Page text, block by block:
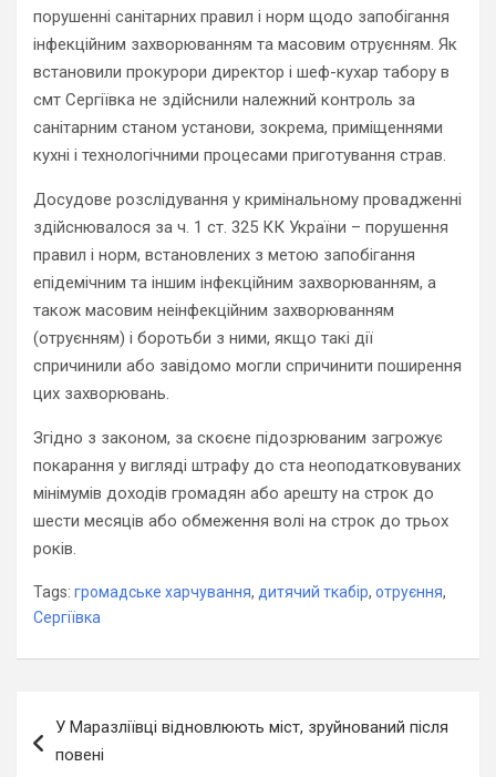
порушенні санітарних правил і норм щодо запобігання
інфекційним захворюванням та масовим отруєнням. Як
встановили прокурори директор і шеф-кухар табору в
смт Сергіївка не здійснили належний контроль за
санітарним станом установи, зокрема, приміщеннями
кухні і технологічними процесами приготування страв.
Досудове розслідування у кримінальному провадженні
здійснювалося за ч. 1 ст. 325 КК України – порушення
правил і норм, встановлених з метою запобігання
епідемічним та іншим інфекційним захворюванням, а
також масовим неінфекційним захворюванням
(отруєнням) і боротьби з ними, якщо такі дії
спричинили або завідомо могли спричинити поширення
цих захворювань.
Згідно з законом, за скоєне підозрюваним загрожує
покарання у вигляді штрафу до ста неоподатковуваних
мінімумів доходів громадян або арешту на строк до
шести месяців або обмеження волі на строк до трьох
років.
Tags: громадське харчування, дитячий ткабір, отруєння,
Сергіївка
записів
У Маразліївці відновлюють міст, зруйнований після
повені